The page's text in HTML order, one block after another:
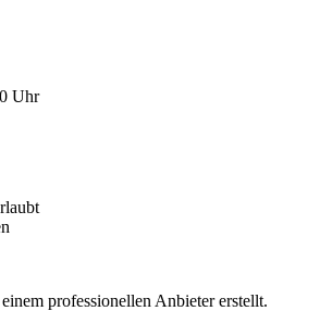
Uhr
professionellen Anbieter erstellt.